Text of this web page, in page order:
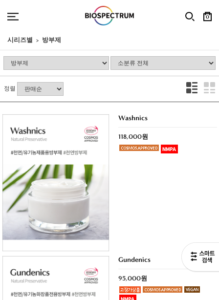
0
시리즈별 방부제
정렬
Washnics
118,000원
Gundenics
95,000원